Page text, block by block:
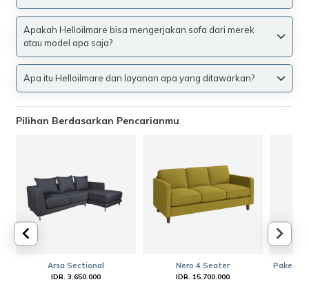
Apakah Helloilmare bisa mengerjakan sofa dari merek
atau model apa saja?
Apa itu Helloilmare dan layanan apa yang ditawarkan?
Pilihan Berdasarkan Pencarianmu
Arsa Sectional
IDR. 3.650.000
Nero 4 Seater
IDR. 15.700.000
Paket